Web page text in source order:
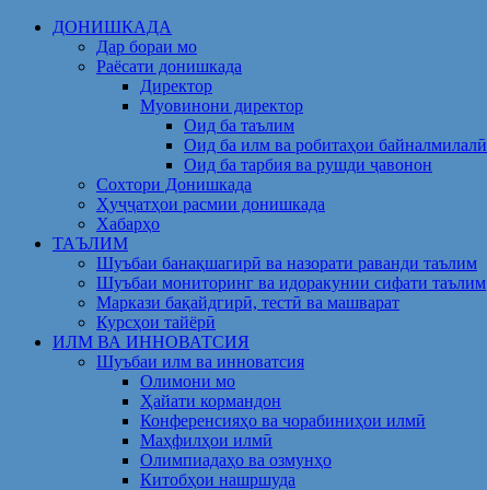
Skip
ДОНИШКАДА
Дар бораи мо
Раёсати донишкада
Директор
Муовинони директор
Оид ба таълим
Оид ба илм ва робитаҳои байналмилалӣ
Оид ба тарбия ва рушди ҷавонон
Сохтори Донишкада
Ҳуҷҷатҳои расмии донишкада
Хабарҳо
ТАЪЛИМ
Шуъбаи банақшагирӣ ва назорати раванди таълим
Шуъбаи мониторинг ва идоракунии сифати таълим
Маркази бақайдгирӣ, тестӣ ва машварат
Курсҳои тайёрӣ
ИЛМ ВА ИННОВАТСИЯ
Шуъбаи илм ва инноватсия
Олимони мо
Ҳайати кормандон
Конференсияҳо ва чорабиниҳои илмӣ
Маҳфилҳои илмӣ
Олимпиадаҳо ва озмунҳо
Китобҳои нашршуда